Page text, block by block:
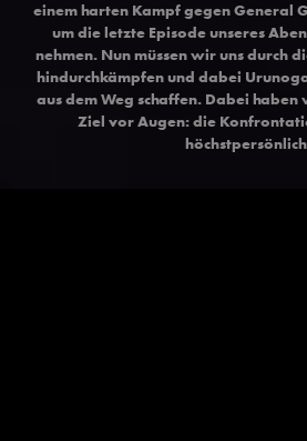
einem harten Kampf gegen General
um die letzte Episode unseres
nehmen. Nun müssen wir uns durch
hindurchkämpfen und dabei
aus dem Weg schaffen. Dabei
Ziel vor Augen: die